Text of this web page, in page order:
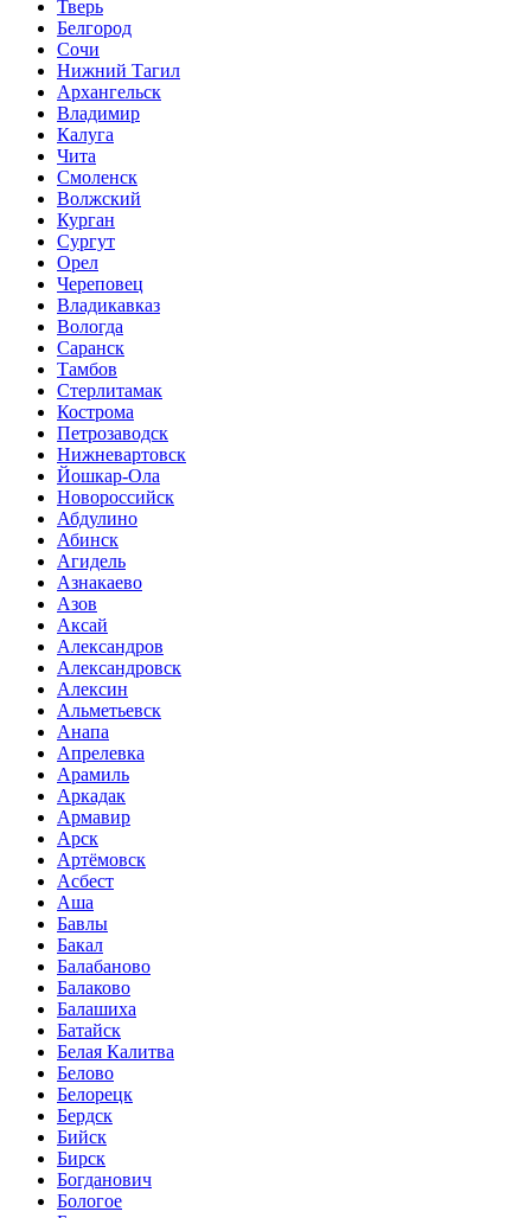
Тверь
Белгород
Сочи
Нижний Тагил
Архангельск
Владимир
Калуга
Чита
Смоленск
Волжский
Курган
Сургут
Орел
Череповец
Владикавказ
Вологда
Саранск
Тамбов
Стерлитамак
Кострома
Петрозаводск
Нижневартовск
Йошкар-Ола
Новороссийск
Абдулино
Абинск
Агидель
Азнакаево
Азов
Аксай
Александров
Александровск
Алексин
Альметьевск
Анапа
Апрелевка
Арамиль
Аркадак
Армавир
Арск
Артёмовск
Асбест
Аша
Бавлы
Бакал
Балабаново
Балаково
Балашиха
Батайск
Белая Калитва
Белово
Белорецк
Бердск
Бийск
Бирск
Богданович
Бологое